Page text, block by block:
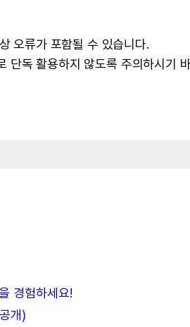
오류가 포함될 수 있습니다.
단독 활용하지 않도록 주의하시기
경험하세요!
개)